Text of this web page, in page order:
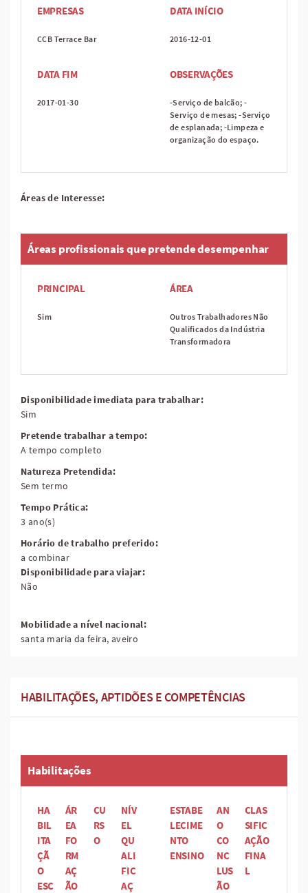
EMPRESAS
CCB Terrace Bar
DATA INÍCIO
2016-12-01
DATA FIM
2017-01-30
OBSERVAÇÕES
-Serviço de balcão; -
Serviço de mesas; -Serviço
de esplanada; -Limpeza e
organização do espaço.
Áreas de Interesse:
Áreas profissionais que pretende desempenhar
PRINCIPAL
Sim
ÁREA
Outros Trabalhadores Não
Qualificados da Indústria
Transformadora
Disponibilidade imediata para trabalhar:
Sim
Pretende trabalhar a tempo:
A tempo completo
Natureza Pretendida:
Sem termo
Tempo Prática:
3 ano(s)
Horário de trabalho preferido:
a combinar
Disponibilidade para viajar:
Não
Mobilidade a nível nacional:
santa maria da feira, aveiro
HABILITAÇÕES, APTIDÕES E COMPETÊNCIAS
Habilitações
HA
BIL
ITA
ÇÃ
O
ESC
ÁR
EA
FO
RM
AÇ
ÃO
CU
RS
O
NÍV
EL
QU
ALI
FIC
AÇ
ESTABE
LECIME
NTO
ENSINO
AN
O
CO
NC
LUS
ÃO
CLAS
SIFIC
AÇÃO
FINA
L